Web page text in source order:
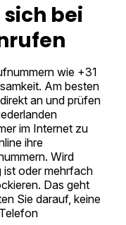
bei
wie +31
Am besten
an und prüfen
im Internet zu
ihre
Wird
ist oder mehrfach
Das geht
Sie darauf, keine